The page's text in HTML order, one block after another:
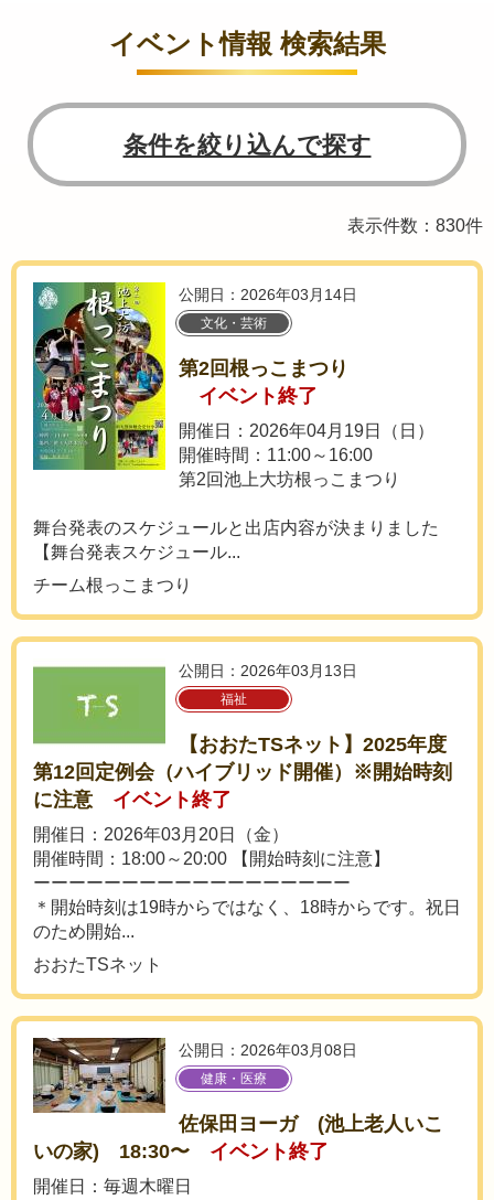
イベント情報 検索結果
条件を絞り込んで探す
表示件数：830件
公開日：2026年03月14日
文化・芸術
第2回根っこまつり
イベント終了
開催日：2026年04月19日（日）
開催時間：11:00～16:00
第2回池上大坊根っこまつり
舞台発表のスケジュールと出店内容が決まりました
【舞台発表スケジュール...
チーム根っこまつり
公開日：2026年03月13日
福祉
【おおたTSネット】2025年度
第12回定例会（ハイブリッド開催）※開始時刻
に注意
イベント終了
開催日：2026年03月20日（金）
開催時間：18:00～20:00 【開始時刻に注意】
ーーーーーーーーーーーーーーーーーー
＊開始時刻は19時からではなく、18時からです。祝日
のため開始...
おおたTSネット
公開日：2026年03月08日
健康・医療
佐保田ヨーガ (池上老人いこ
いの家) 18:30〜
イベント終了
開催日：毎週木曜日